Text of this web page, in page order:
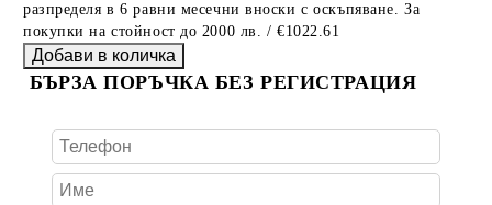
разпределя в 6 равни месечни вноски с оскъпяване. За
покупки на стойност до 2000 лв. / €1022.61
БЪРЗА ПОРЪЧКА БЕЗ РЕГИСТРАЦИЯ